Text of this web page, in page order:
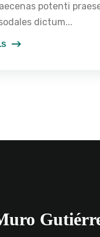
potenti
dictum...